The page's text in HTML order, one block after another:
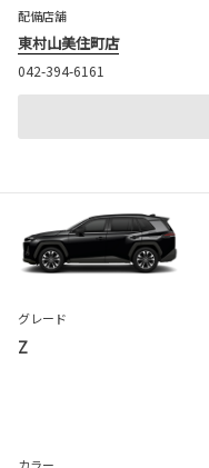
配備店舗
東村山美住町店
042-394-6161
グレード
Z
カラー